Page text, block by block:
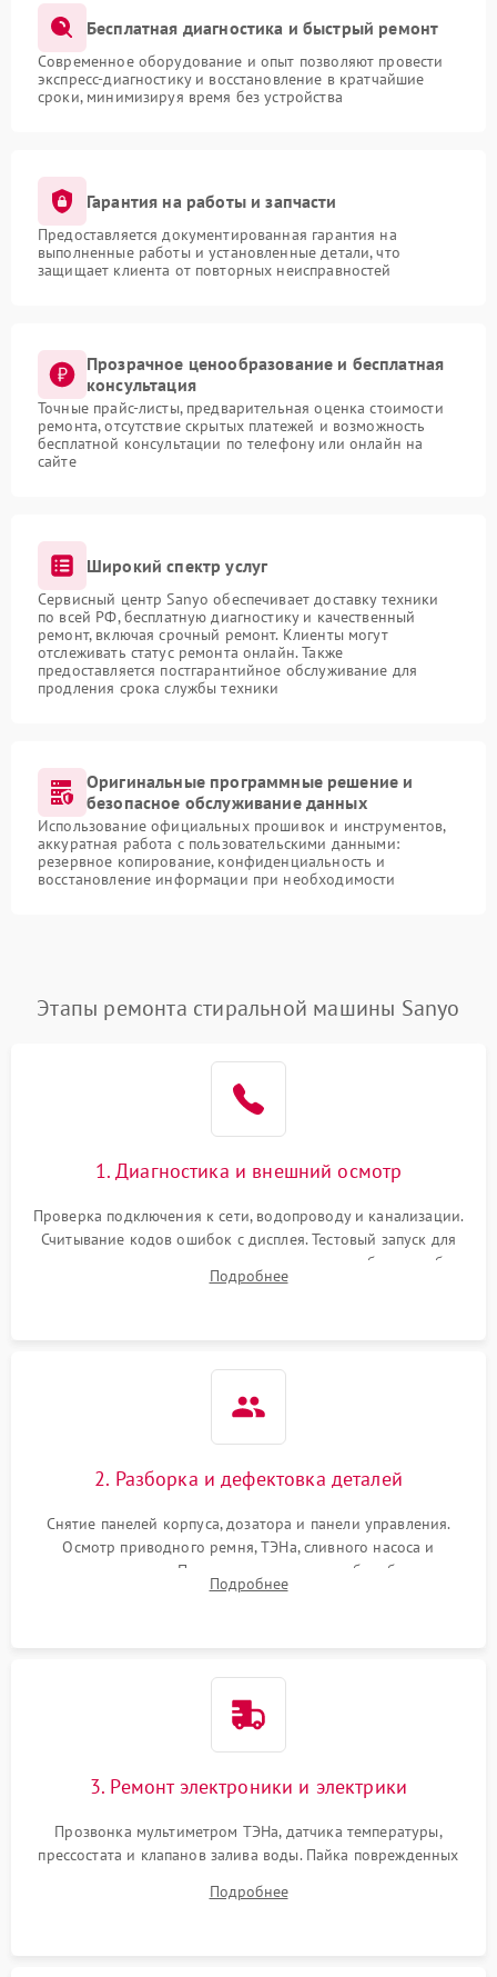
Бесплатная диагностика и быстрый ремонт
Современное оборудование и опыт позволяют провести
экспресс-диагностику и восстановление в кратчайшие
сроки, минимизируя время без устройства
Гарантия на работы и запчасти
Предоставляется документированная гарантия на
выполненные работы и установленные детали, что
защищает клиента от повторных неисправностей
Прозрачное ценообразование и бесплатная
консультация
Точные прайс-листы, предварительная оценка стоимости
ремонта, отсутствие скрытых платежей и возможность
бесплатной консультации по телефону или онлайн на
сайте
Широкий спектр услуг
Сервисный центр Sanyo обеспечивает доставку техники
по всей РФ, бесплатную диагностику и качественный
ремонт, включая срочный ремонт. Клиенты могут
отслеживать статус ремонта онлайн. Также
предоставляется постгарантийное обслуживание для
продления срока службы техники
Оригинальные программные решение и
безопасное обслуживание данных
Использование официальных прошивок и инструментов,
аккуратная работа с пользовательскими данными:
резервное копирование, конфиденциальность и
восстановление информации при необходимости
Этапы ремонта стиральной машины Sanyo
1. Диагностика и внешний осмотр
Проверка подключения к сети, водопроводу и канализации.
Считывание кодов ошибок с дисплея. Тестовый запуск для
выявления посторонних шумов, протечек или сбоев в работе
электронного модуля управления.
Подробнее
2. Разборка и дефектовка деталей
Снятие панелей корпуса, дозатора и панели управления.
Осмотр приводного ремня, ТЭНа, сливного насоса и
амортизаторов. Проверка подшипников барабана и
крестовины на износ, а манжеты люка на разрывы.
Подробнее
3. Ремонт электроники и электрики
Прозвонка мультиметром ТЭНа, датчика температуры,
прессостата и клапанов залива воды. Пайка поврежденных
Восстановление целостности проводки и контактов.
Подробнее